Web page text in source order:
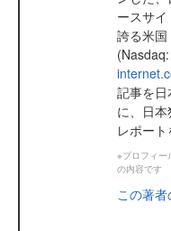
ースサ
誇る米国
記事を日
に、日
レポート
※プロフィー
の内容です
この著